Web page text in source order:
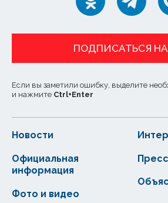
ПОДПИСАТЬСЯ НА
Если вы заметили ошибку, выделите
и нажмите Ctrl+Enter
Новости
Официальная
информация
Фото и видео